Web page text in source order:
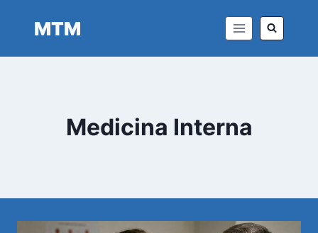
MTM
Medicina Interna